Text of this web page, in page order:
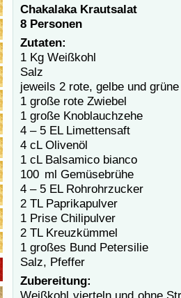
Chakalaka Krautsalat
8 Personen
Zutaten:
1 Kg Weißkohl
Salz
jeweils 2 rote, gelbe und
1 große rote Zwiebel
1 große Knoblauchzehe
4 – 5 EL Limettensaft
4 cL Olivenöl
1 cL Balsamico bianco
100 ml Gemüsebrühe
4 – 5 EL Rohrohrzucker
2 TL Paprikapulver
1 Prise ­Chilipulver
2 TL Kreuzkümmel
1 großes Bund Petersilie
Salz, Pfeffer
Zubereitung:
Weißkohl vierteln und ohne